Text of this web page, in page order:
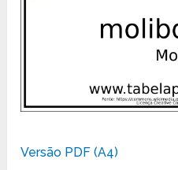
Versão PDF (A4)